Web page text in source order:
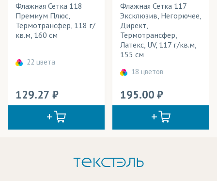
Флажная Сетка 118
Премиум Плюс,
Термотрансфер, 118 г/
кв.м, 160 см
22 цвета
129.27
Флажная Сетка 117
Эксклюзив, Негорючее,
Директ,
Термотрансфер,
Латекс, UV, 117 г/кв.м,
155 см
18 цветов
195.00